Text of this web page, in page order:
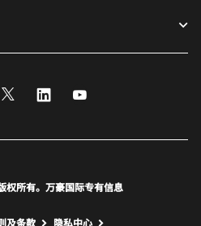
Twitter LinkedIn
权所有。万豪国际专有信息
及条款 隐私中心